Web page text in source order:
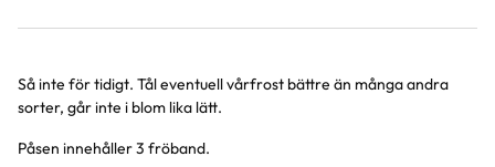
Produktinformation
Så inte för tidigt. Tål eventuell vårfrost bättre än många andra
sorter, går inte i blom lika lätt.
Påsen innehåller 3 fröband.